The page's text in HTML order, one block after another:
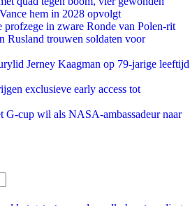
hem in 2028 opvolgt
profzege in zware Ronde van Polen-rit
Rusland trouwen soldaten voor
Jerney Kaagman op 79-jarige leeftijd
exclusieve early access tot
G-cup wil als NASA-ambassadeur naar